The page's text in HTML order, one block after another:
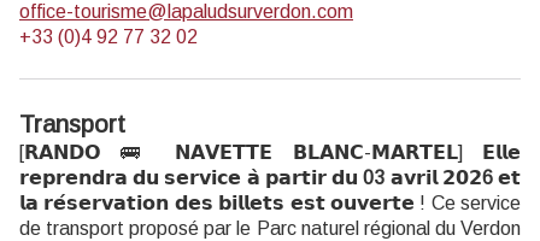
office-tourisme@lapaludsurverdon.com
+33 (0)4 92 77 32 02
Transport
[𝗥𝗔𝗡𝗗𝗢 🚌 𝗡𝗔𝗩𝗘𝗧𝗧𝗘 𝗕𝗟𝗔𝗡𝗖-𝗠𝗔𝗥𝗧𝗘𝗟] 𝗘𝗹𝗹𝗲
𝗿𝗲𝗽𝗿𝗲𝗻𝗱𝗿𝗮 𝗱𝘂 𝘀𝗲𝗿𝘃𝗶𝗰𝗲 𝗮̀ 𝗽𝗮𝗿𝘁𝗶𝗿 𝗱𝘂03 𝗮𝘃𝗿𝗶𝗹 𝟮𝟬𝟮6𝗲𝘁
𝗹𝗮 𝗿𝗲́𝘀𝗲𝗿𝘃𝗮𝘁𝗶𝗼𝗻 𝗱𝗲𝘀 𝗯𝗶𝗹𝗹𝗲𝘁𝘀 𝗲𝘀𝘁 𝗼𝘂𝘃𝗲𝗿𝘁𝗲 ! Ce service
de transport proposé par le Parc naturel régional du Verdon